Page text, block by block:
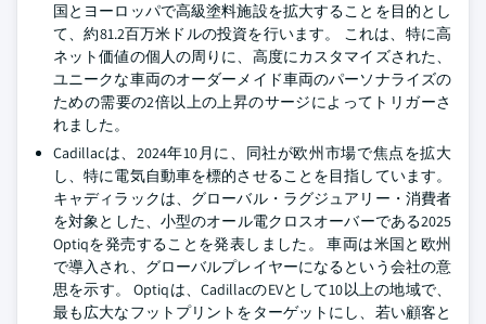
国とヨーロッパで高級塗料施設を拡大することを目的とし
て、約81.2百万米ドルの投資を行います。 これは、特に高
ネット価値の個人の周りに、高度にカスタマイズされた、
ユニークな車両のオーダーメイド車両のパーソナライズの
ための需要の2倍以上の上昇のサージによってトリガーさ
れました。
Cadillacは、2024年10月に、同社が欧州市場で焦点を拡大
し、特に電気自動車を標的させることを目指しています。
キャディラックは、グローバル・ラグジュアリー・消費者
を対象とした、小型のオール電クロスオーバーである2025
Optiqを発売することを発表しました。 車両は米国と欧州
で導入され、グローバルプレイヤーになるという会社の意
思を示す。 Optiqは、CadillacのEVとして10以上の地域で、
最も広大なフットプリントをターゲットにし、若い顧客と